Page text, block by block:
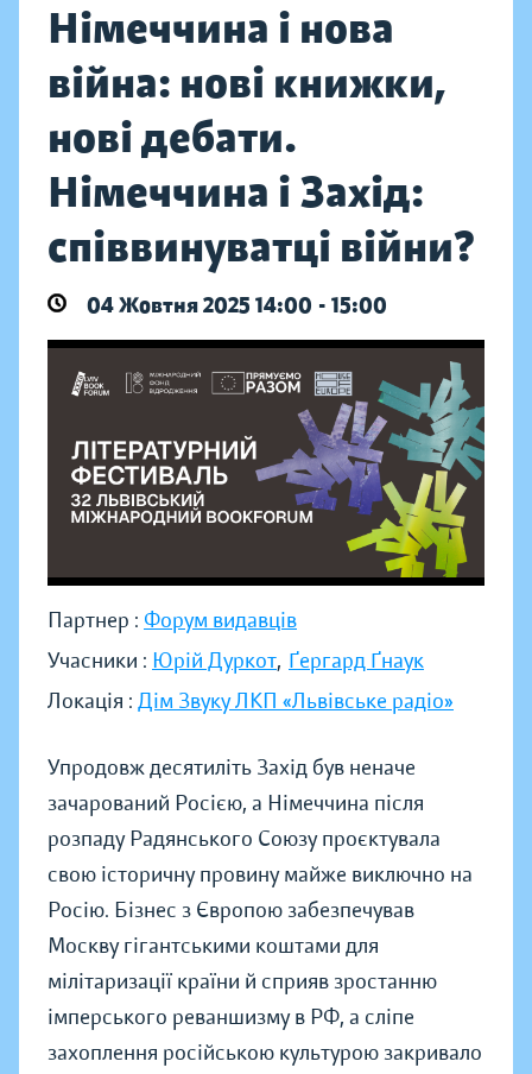
Німеччина і нова
війна: нові книжки,
нові дебати.
Німеччина і Захід:
співвинуватці війни?
04 Жовтня 2025 14:00 - 15:00
Партнер : Форум видавців
Учасники : Юрій Дуркот, Ґергард Ґнаук
Локація : Дім Звуку ЛКП «Львівське радіо»
Упродовж десятиліть Захід був неначе
зачарований Росією, а Німеччина після
розпаду Радянського Союзу проєктувала
свою історичну провину майже виключно на
Росію. Бізнес з Європою забезпечував
Москву гігантськими коштами для
мілітаризації країни й сприяв зростанню
імперського реваншизму в РФ, а сліпе
захоплення російською культурою закривало